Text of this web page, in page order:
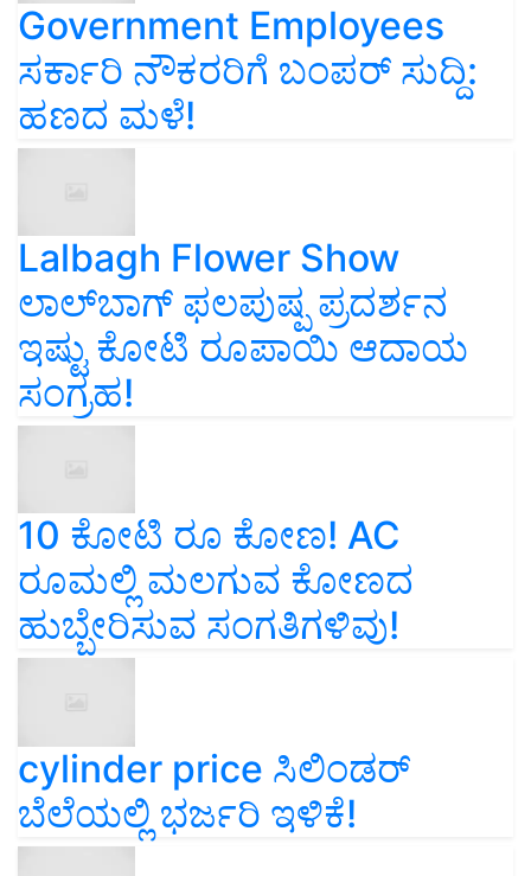
Government Employees
ಸರ್ಕಾರಿ ನೌಕರರಿಗೆ ಬಂಪರ್‌ ಸುದ್ದಿ:
ಹಣದ ಮಳೆ!
Lalbagh Flower Show
ಲಾಲ್‌ಬಾಗ್ ಫಲಪುಷ್ಪ ಪ್ರದರ್ಶನ
ಇಷ್ಟು ಕೋಟಿ ರೂಪಾಯಿ ಆದಾಯ
ಸಂಗ್ರಹ!
10 ಕೋಟಿ ರೂ ಕೋಣ! AC
ರೂಮಲ್ಲಿ ಮಲಗುವ ಕೋಣದ
ಹುಬ್ಬೇರಿಸುವ ಸಂಗತಿಗಳಿವು!
cylinder price ಸಿಲಿಂಡರ್‌
ಬೆಲೆಯಲ್ಲಿ ಭರ್ಜರಿ ಇಳಿಕೆ!